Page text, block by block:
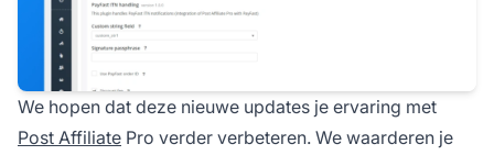
We hopen dat deze nieuwe updates je ervaring met
Post Affiliate Pro verder verbeteren. We waarderen je